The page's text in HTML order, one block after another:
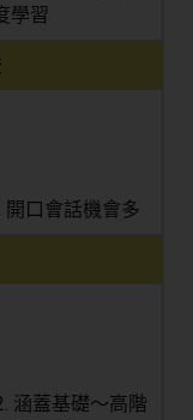
學習
開口會話機會多
涵蓋基礎～高階